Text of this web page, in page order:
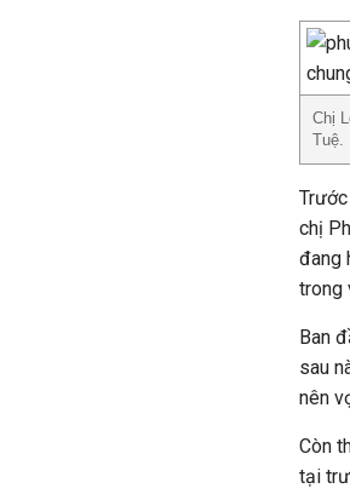
Chị
Tuệ.
Trước
chị
đang
trong
Ban
sau
nên
Còn
tại